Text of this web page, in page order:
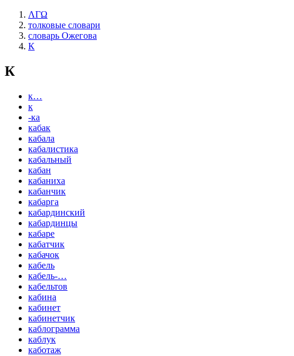
ΛΓΩ
толковые словари
словарь Ожегова
К
К
к…
к
-ка
кабак
кабала
кабалистика
кабальный
кабан
кабаниха
кабанчик
кабарга
кабардинский
кабардинцы
кабаре
кабатчик
кабачок
кабель
кабель-…
кабельтов
кабина
кабинет
кабинетчик
каблограмма
каблук
каботаж